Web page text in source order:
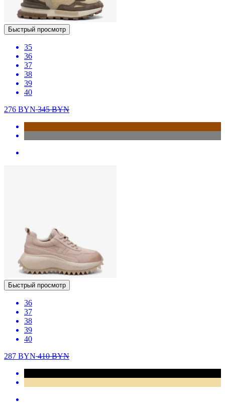
Быстрый просмотр
35
36
37
38
39
40
276 BYN345BYN
Быстрый просмотр
36
37
38
39
40
287 BYN410BYN